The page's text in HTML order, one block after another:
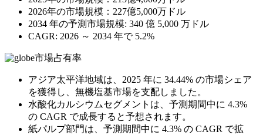
2026年の市場規模：227億5,000万ドル
2034 年の予測市場規模: 340 億 5,000 万ドル
CAGR: 2026 ～ 2034 年で 5.2%
市場占有率
アジア太平洋地域は、2025 年に 34.44% の市場シェア
を獲得し、無機塩基市場を支配しました。
水酸化カルシウムセグメントは、予測期間中に 4.3%
の CAGR で成長すると予想されます。
紙パルプ部門は、予測期間中に 4.3% の CAGR で拡